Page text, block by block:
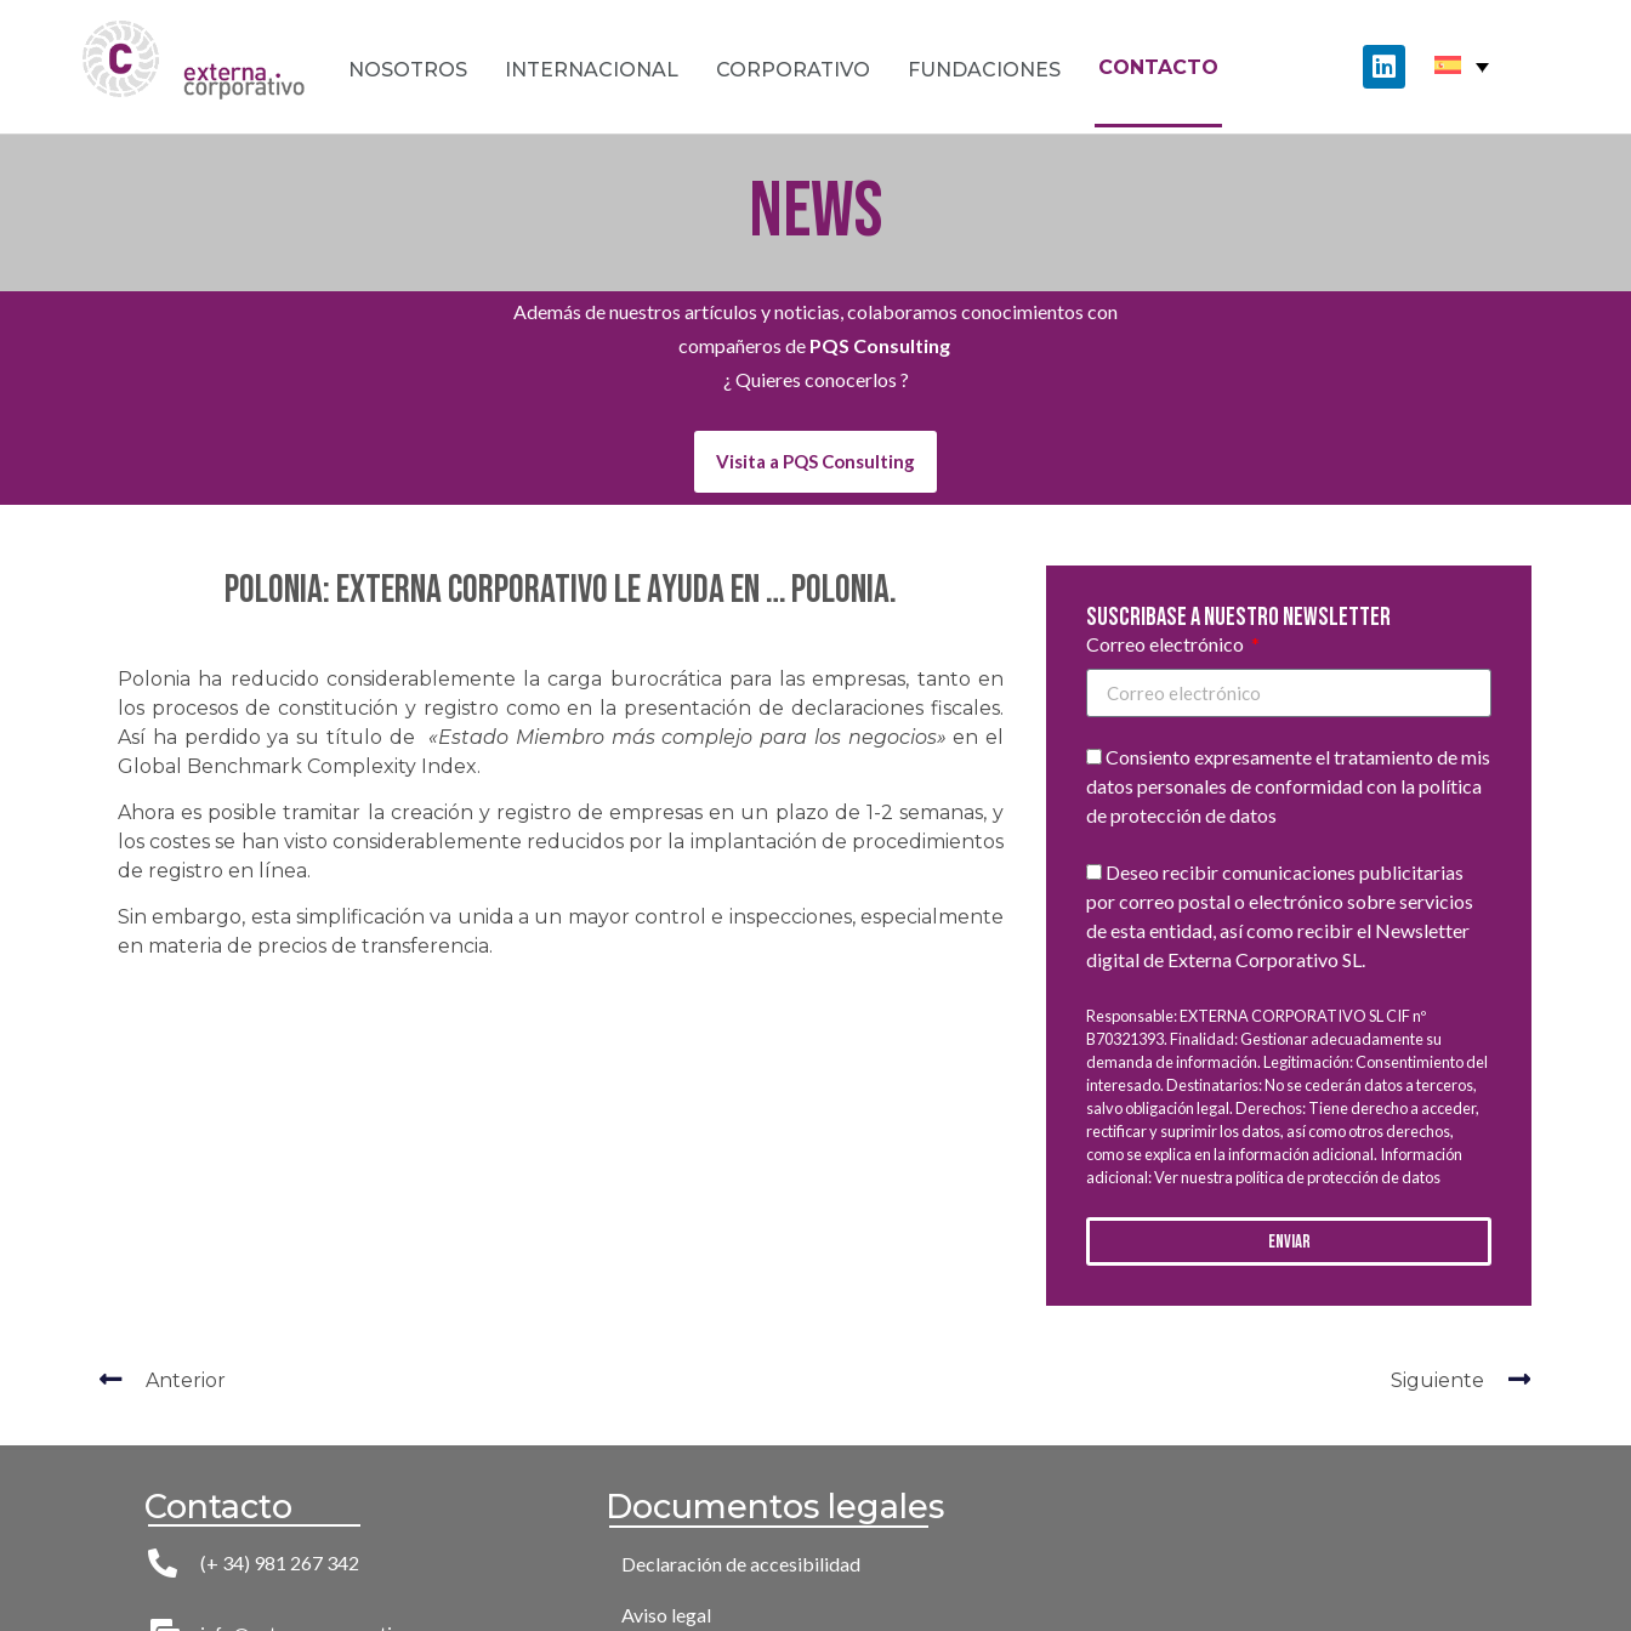
NOSOTROS INTERNACIONAL CORPORATIVO FUNDACIONES CONTACTO
NEWS
Además de nuestros artículos y noticias, colaboramos conocimientos con
compañeros de PQS Consulting
¿ Quieres conocerlos ?
Visita a PQS Consulting
Polonia: EXTERNA CORPORATIVO le ayuda en … POLONIA.
Polonia ha reducido considerablemente la carga burocrática para las empresas, tanto en
los procesos de constitución y registro como en la presentación de declaraciones fiscales.
Así ha perdido ya su título de «Estado Miembro más complejo para los negocios» en el
Global Benchmark Complexity Index.
Ahora es posible tramitar la creación y registro de empresas en un plazo de 1-2 semanas, y
los costes se han visto considerablemente reducidos por la implantación de procedimientos
de registro en línea.
Sin embargo, esta simplificación va unida a un mayor control e inspecciones, especialmente
en materia de precios de transferencia.
Suscribase a nuestro newsletter
Correo electrónico
Consiento expresamente el tratamiento de mis
datos personales de conformidad con la política
de protección de datos
Deseo recibir comunicaciones publicitarias
por correo postal o electrónico sobre servicios
de esta entidad, así como recibir el Newsletter
digital de Externa Corporativo SL.
Responsable: EXTERNA CORPORATIVO SL CIF nº
B70321393. Finalidad: Gestionar adecuadamente su
demanda de información. Legitimación: Consentimiento del
interesado. Destinatarios: No se cederán datos a terceros,
salvo obligación legal. Derechos: Tiene derecho a acceder,
rectificar y suprimir los datos, así como otros derechos,
como se explica en la información adicional. Información
adicional: Ver nuestra política de protección de datos
Enviar
Anterior Siguiente
Contacto
(+ 34) 981 267 342
Documentos legales
Declaración de accesibilidad
Aviso legal